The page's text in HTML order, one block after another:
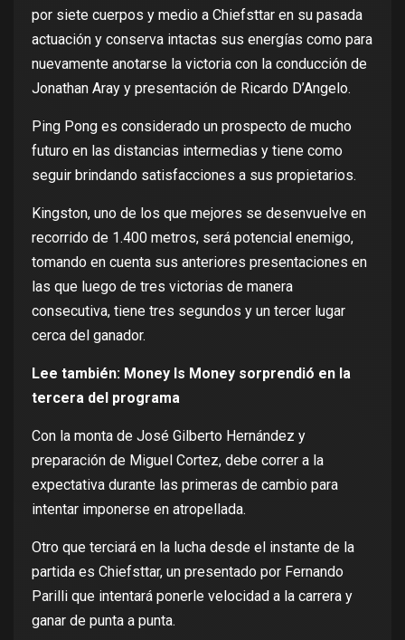
por siete cuerpos y medio a Chiefsttar en su pasada
actuación y conserva intactas sus energías como para
nuevamente anotarse la victoria con la conducción de
Jonathan Aray y presentación de Ricardo D’Angelo.
Ping Pong es considerado un prospecto de mucho
futuro en las distancias intermedias y tiene como
seguir brindando satisfacciones a sus propietarios.
Kingston, uno de los que mejores se desenvuelve en
recorrido de 1.400 metros, será potencial enemigo,
tomando en cuenta sus anteriores presentaciones en
las que luego de tres victorias de manera
consecutiva, tiene tres segundos y un tercer lugar
cerca del ganador.
Lee también: Money Is Money sorprendió en la
tercera del programa
Con la monta de José Gilberto Hernández y
preparación de Miguel Cortez, debe correr a la
expectativa durante las primeras de cambio para
intentar imponerse en atropellada.
Otro que terciará en la lucha desde el instante de la
partida es Chiefsttar, un presentado por Fernando
Parilli que intentará ponerle velocidad a la carrera y
ganar de punta a punta.